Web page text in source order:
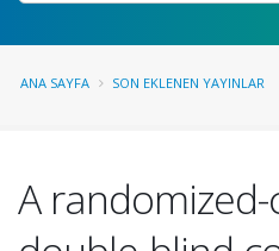
ANA SAYFA SON EKLENEN YAYINLAR
A